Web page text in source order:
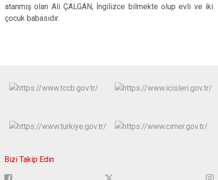
atanmış olan Ali ÇALGAN, İngilizce bilmekte olup evli ve iki
çocuk babasıdır.
Bizi Takip Edin